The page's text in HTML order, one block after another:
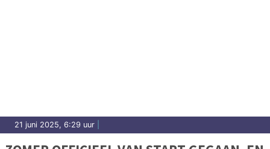
21 juni 2025, 6:29 uur